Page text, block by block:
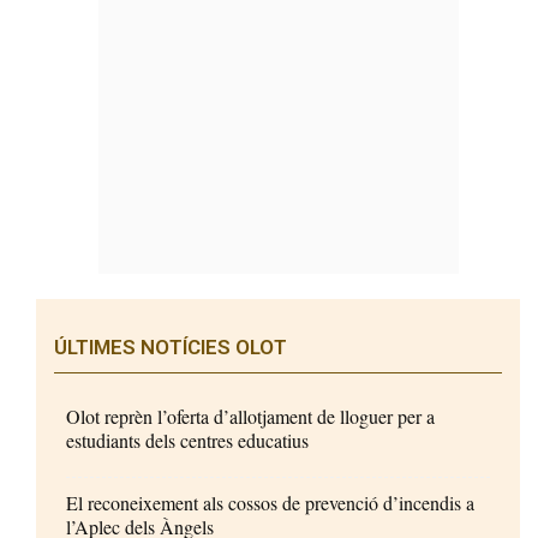
ÚLTIMES NOTÍCIES OLOT
Olot reprèn l’oferta d’allotjament de lloguer per a
estudiants dels centres educatius
El reconeixement als cossos de prevenció d’incendis a
l’Aplec dels Àngels